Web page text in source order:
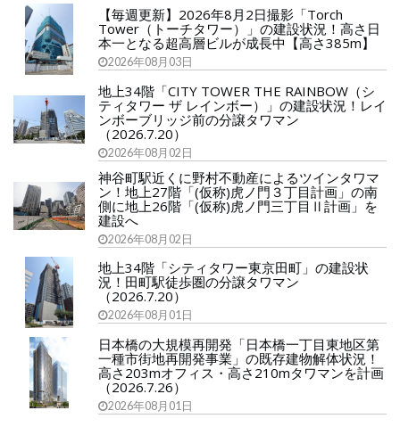
【毎週更新】2026年8月2日撮影「Torch
Tower（トーチタワー）」の建設状況！高さ日
本一となる超高層ビルが成長中【高さ385m】
2026年08月03日
地上34階「CITY TOWER THE RAINBOW（シ
ティタワー ザ レインボー）」の建設状況！レイ
ンボーブリッジ前の分譲タワマン
（2026.7.20）
2026年08月02日
神谷町駅近くに野村不動産によるツインタワマ
ン！地上27階「(仮称)虎ノ門３丁目計画」の南
側に地上26階「(仮称)虎ノ門三丁目Ⅱ計画」を
建設へ
2026年08月02日
地上34階「シティタワー東京田町」の建設状
況！田町駅徒歩圏の分譲タワマン
（2026.7.20）
2026年08月01日
日本橋の大規模再開発「日本橋一丁目東地区第
一種市街地再開発事業」の既存建物解体状況！
高さ203mオフィス・高さ210mタワマンを計画
（2026.7.26）
2026年08月01日